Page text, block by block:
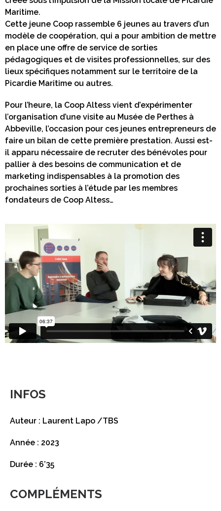
Maritime.
Cette jeune Coop rassemble 6 jeunes au travers d’un
modèle de coopération, qui a pour ambition de mettre
en place une offre de service de sorties
pédagogiques et de visites professionnelles, sur des
lieux spécifiques notamment sur le territoire de la
Picardie Maritime ou autres.
Pour l’heure, la Coop Altess vient d’expérimenter
l’organisation d’une visite au Musée de Perthes à
Abbeville, l’occasion pour ces jeunes entrepreneurs de
faire un bilan de cette première prestation. Aussi est-
il apparu nécessaire de recruter des bénévoles pour
pallier à des besoins de communication et de
marketing indispensables à la promotion des
prochaines sorties à l’étude par les membres
fondateurs de Coop Altess…
INFOS
Auteur : Laurent Lapo /TBS
Année : 2023
Durée : 6’35
COMPLÉMENTS